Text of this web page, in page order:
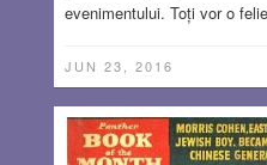
evenimentului. Toți vor o
JUN 23, 2016